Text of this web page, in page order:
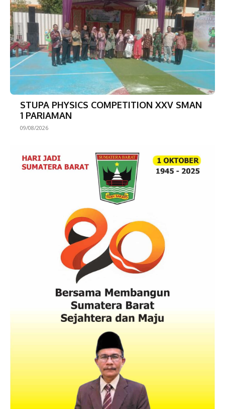
STUPA PHYSICS COMPETITION XXV SMAN
1 PARIAMAN
09/08/2026